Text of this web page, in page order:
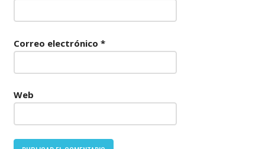
Correo electrónico *
Web